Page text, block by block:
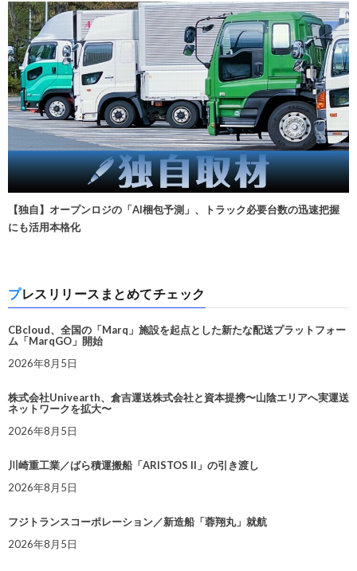
【独自】オープンロジの「AI梱包予測」、トラック必要台数の迅速把握
にも活用本格化
プレスリリースまとめてチェック
CBcloud、全国の「Marq」施設を起点とした新たな配送プラットフォー
ム「MarqGO」開始
2026年8月5日
株式会社Univearth、倉吉運送株式会社と資本提携〜山陰エリアへ実運送
ネットワークを拡大〜
2026年8月5日
川崎重工業／ばら積運搬船「ARISTOS II」の引き渡し
2026年8月5日
フジトランスコーポレーション／新造船「蓉翔丸」就航
2026年8月5日